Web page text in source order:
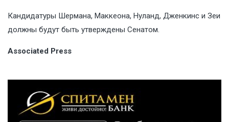
Кандидатуры Шермана, Маккеона, Нуланд, Дженкинс и Зеи
должны будут быть утверждены Сенатом.
Associated Press